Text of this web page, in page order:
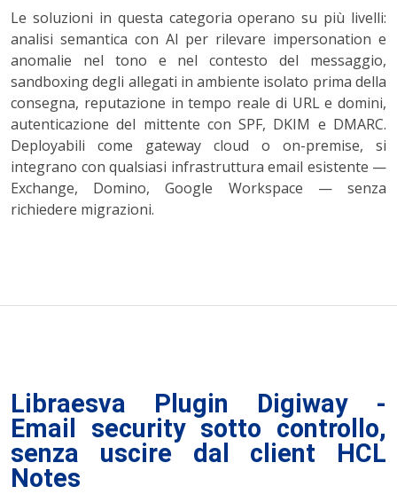
Le soluzioni in questa categoria operano su più livelli:
analisi semantica con AI per rilevare impersonation e
anomalie nel tono e nel contesto del messaggio,
sandboxing degli allegati in ambiente isolato prima della
consegna, reputazione in tempo reale di URL e domini,
autenticazione del mittente con SPF, DKIM e DMARC.
Deployabili come gateway cloud o on-premise, si
integrano con qualsiasi infrastruttura email esistente —
Exchange, Domino, Google Workspace — senza
richiedere migrazioni.
Libraesva Plugin Digiway -
Email security sotto controllo,
senza uscire dal client HCL
Notes